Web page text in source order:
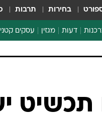
בחירות תרבות
פיננסית
דעות מגזין עסקים